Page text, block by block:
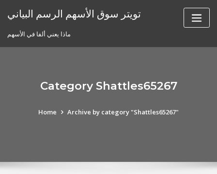
تويتر سوق الأسهم الرسم البياني
ماذا يعني ألفا في الأسهم
Category Shattles65267
Home Archive by category "Shattles65267"